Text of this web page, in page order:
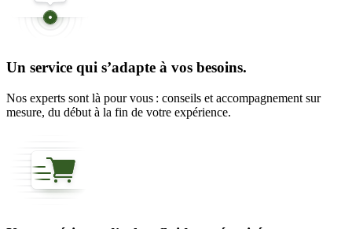
Un service qui s’adapte à vos besoins.
Nos experts sont là pour vous : conseils et accompagnement sur
mesure, du début à la fin de votre expérience.